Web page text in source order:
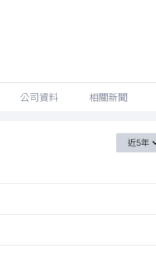
公司資料 相關新聞
近5年